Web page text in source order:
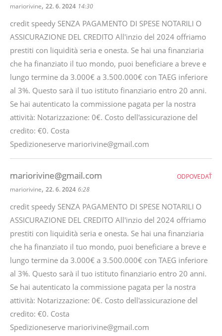
mariorivine, 22. 6. 2024 14:30
credit speedy SENZA PAGAMENTO DI SPESE NOTARILI O
ASSICURAZIONE DEL CREDITO All'inzio del 2024 offriamo
prestiti con liquidità seria e onesta. Se hai una finanziaria
che ha finanziato il tuo mondo, puoi beneficiare a breve e
lungo termine da 3.000€ a 3.500.000€ con TAEG inferiore
al 3%. Questo sarà il tuo istituto finanziario entro 20 anni.
Se hai autenticato la commissione pagata per la nostra
attività: Notarizzazione: 0€. Costo dell'assicurazione del
credito: €0. Costa
Spedizioneserve mariorivine@gmail.com
mariorivine@gmail.com
mariorivine, 22. 6. 2024 6:28
credit speedy SENZA PAGAMENTO DI SPESE NOTARILI O
ASSICURAZIONE DEL CREDITO All'inzio del 2024 offriamo
prestiti con liquidità seria e onesta. Se hai una finanziaria
che ha finanziato il tuo mondo, puoi beneficiare a breve e
lungo termine da 3.000€ a 3.500.000€ con TAEG inferiore
al 3%. Questo sarà il tuo istituto finanziario entro 20 anni.
Se hai autenticato la commissione pagata per la nostra
attività: Notarizzazione: 0€. Costo dell'assicurazione del
credito: €0. Costa
Spedizioneserve mariorivine@gmail.com
ODPOVEDAŤ